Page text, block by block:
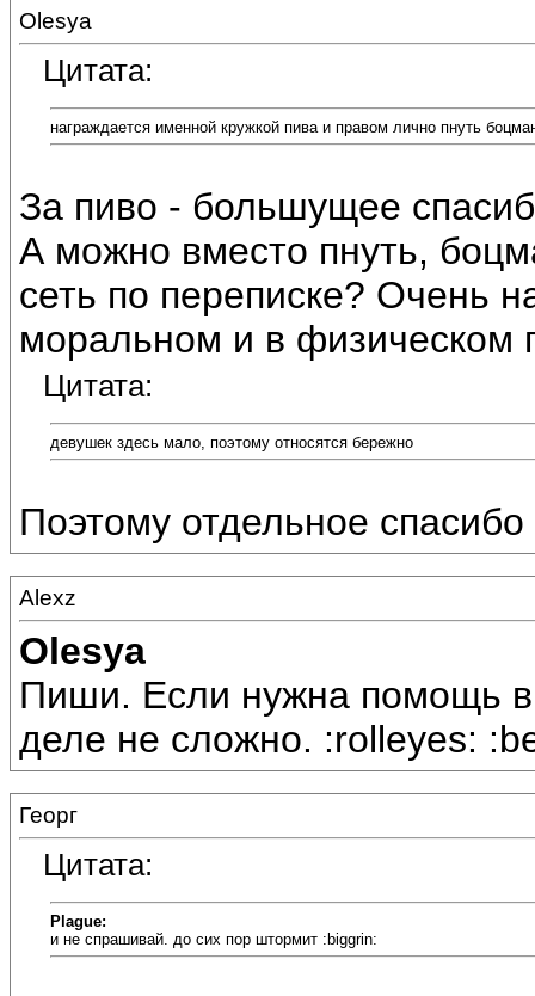
Olesya
Цитата:
награждается именной кружкой пива и правом лично пнуть
За пиво - большущее
А можно вместо пнуть,
сеть по переписке? Очень
моральном и в физическом
Цитата:
девушек здесь мало, поэтому относятся бережно
Поэтому отдельное
Alexz
Olesya
Пиши. Если нужна помощь в
деле не сложно. :rolleyes:
Георг
Цитата:
Plague:
и не спрашивай. до сих пор штормит :biggrin: